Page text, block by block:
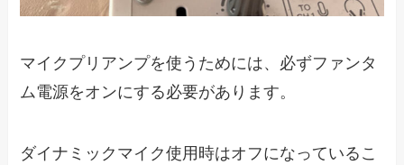
マイクプリアンプを使うためには、必ずファンタ
ム電源をオンにする必要があります。
ダイナミックマイク使用時はオフになっているこ